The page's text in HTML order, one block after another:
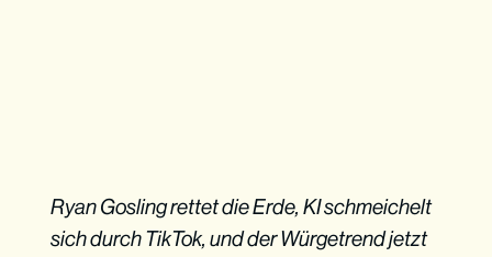
Ryan Gosling rettet die Erde, KI schmeichelt
sich durch TikTok, und der Würgetrend jetzt